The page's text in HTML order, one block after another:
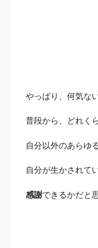
やっぱり、何気な
普段から、どれく
自分以外のあらゆ
自分が生かされて
感謝できるかだと思